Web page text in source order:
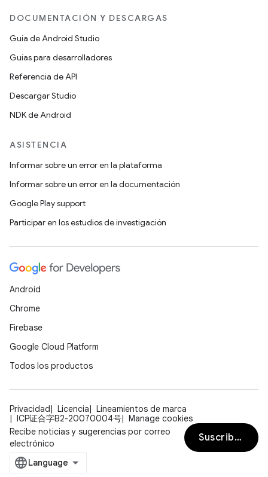
DOCUMENTACIÓN Y DESCARGAS
Guía de Android Studio
Guías para desarrolladores
Referencia de API
Descargar Studio
NDK de Android
ASISTENCIA
Informar sobre un error en la plataforma
Informar sobre un error en la documentación
Google Play support
Participar en los estudios de investigación
Android
Chrome
Firebase
Google Cloud Platform
Todos los productos
Privacidad Licencia
Lineamientos de marca
ICP证合字B2-20070004号
Manage cookies
Recibe noticias y sugerencias por correo
electrónico
Suscribirse